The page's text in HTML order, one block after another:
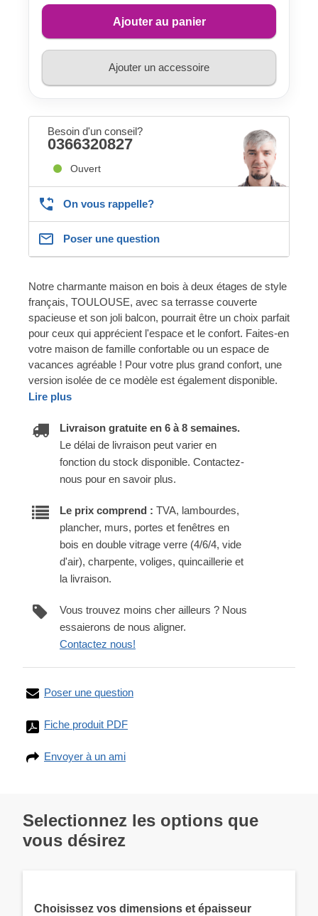
Ajouter au panier
Ajouter un accessoire
Besoin d'un conseil?
0366320827
Ouvert
On vous rappelle?
Poser une question
Notre charmante maison en bois à deux étages de style
français, TOULOUSE, avec sa terrasse couverte
spacieuse et son joli balcon, pourrait être un choix parfait
pour ceux qui apprécient l'espace et le confort. Faites-en
votre maison de famille confortable ou un espace de
vacances agréable ! Pour votre plus grand confort, une
version isolée de ce modèle est également disponible.
Lire plus
Livraison gratuite en 6 à 8 semaines.
Le délai de livraison peut varier en
fonction du stock disponible. Contactez-
nous pour en savoir plus.
Le prix comprend : TVA, lambourdes,
plancher, murs, portes et fenêtres en
bois en double vitrage verre (4/6/4, vide
d'air), charpente, voliges, quincaillerie et
la livraison.
Vous trouvez moins cher ailleurs ? Nous
essaierons de nous aligner.
Contactez nous!
Poser une question
Fiche produit PDF
Envoyer à un ami
Selectionnez les options que
vous désirez
Choisissez vos dimensions et épaisseur